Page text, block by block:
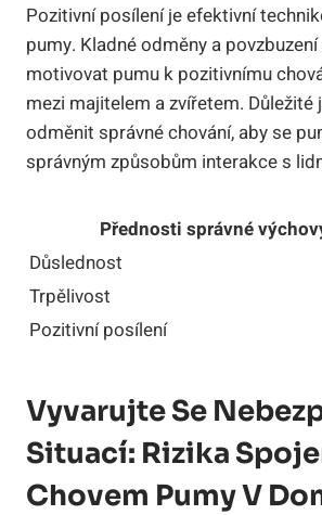
Pozitivní posílení je efektivní
pumy. Kladné odměny a
motivovat pumu k pozitivnímu
mezi majitelem a zvířetem. Důležité
odměnit správné chování, aby se
správným způsobům interakce s
Přednosti správné
Důslednost
Trpělivost
Pozitivní posílení
Vyvarujte Se
Situací: Rizika
Chovem Pumy V